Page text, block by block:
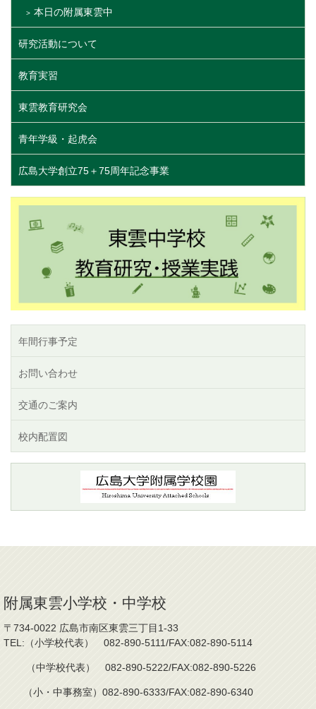
本日の附属東雲中
研究活動について
教育実習
東雲教育研究会
青年学級・起虎会
広島大学創立75＋75周年記念事業
年間行事予定
お問い合わせ
交通のご案内
校内配置図
附属東雲小学校・中学校
〒734-0022 広島市南区東雲三丁目1-33
TEL:（小学校代表） 082-890-5111/FAX:082-890-5114
（中学校代表） 082-890-5222/FAX:082-890-5226
（小・中事務室）082-890-6333/FAX:082-890-6340